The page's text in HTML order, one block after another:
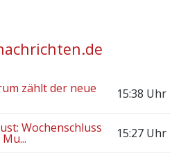
zählt der neue 15:38 Uhr
Wochenschluss 15:27 Uhr